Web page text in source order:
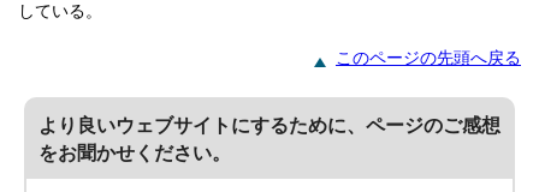
している。
このページの先頭へ戻る
より良いウェブサイトにするために、ページのご感想
をお聞かせください。